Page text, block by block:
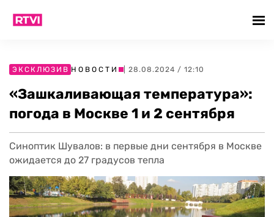
ЭКСКЛЮЗИВ НОВОСТИ | 28.08.2024 / 12:10
«Зашкаливающая температура»:
погода в Москве 1 и 2 сентября
Синоптик Шувалов: в первые дни сентября в Москве
ожидается до 27 градусов тепла